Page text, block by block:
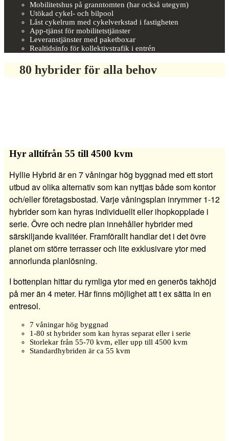
Mobilitetshus på granntomten (har också utegym)
Utökad cykel- och bilpool
Låst cykelrum med cykelverkstad i fastigheten
App-tjänst för mobilitetstjänster
Leveranstjänster med paketboxar
Realtidsinfo för kollektivstrafik i entrén
80 hybrider för alla behov
Hyr alltifrån 55 till 4500 kvm
Hyllie Hybrid är en 7 våningar hög byggnad med ett stort
utbud av olika alternativ som kan nyttjas både som kontor
och/eller företagsbostad. Varje våningsplan inrymmer 1-12
hybrider som kan hyras individuellt eller ihopkopplade i
serie. Övre och nedre plan innehåller hybrider med
särskiljande kvalitéer. Framförallt handlar det i det övre
planet om större terrasser och lite exklusivare ytor med
annorlunda planlösning.
I bottenplan hittar du rymliga ytor med en generös takhöjd
på mer än 4 meter. Här finns möjlighet att t ex sätta in en
entresol.
7 våningar hög byggnad
1-80 st hybrider som kan hyras separat eller i serie
Storlekar från 55-70 kvm, eller upp till 4500 kvm
Standardhybriden är ca 55 kvm